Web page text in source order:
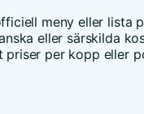
meny eller lista
eller särskilda
priser per kopp eller